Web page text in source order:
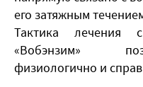
его затяжным
Тактика лечения
«Вобэнзим»
физиологично и